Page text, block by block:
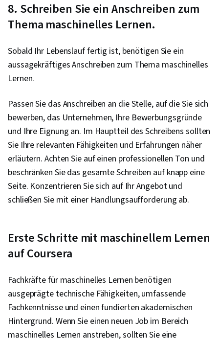
8. Schreiben Sie ein Anschreiben zum
Thema maschinelles Lernen.
Sobald Ihr Lebenslauf fertig ist, benötigen Sie ein
aussagekräftiges Anschreiben zum Thema maschinelles
Lernen.
Passen Sie das Anschreiben an die Stelle, auf die Sie sich
bewerben, das Unternehmen, Ihre Bewerbungsgründe
und Ihre Eignung an. Im Hauptteil des Schreibens sollten
Sie Ihre relevanten Fähigkeiten und Erfahrungen näher
erläutern. Achten Sie auf einen professionellen Ton und
beschränken Sie das gesamte Schreiben auf knapp eine
Seite. Konzentrieren Sie sich auf Ihr Angebot und
schließen Sie mit einer Handlungsaufforderung ab.
Erste Schritte mit maschinellem Lernen
auf Coursera
Fachkräfte für maschinelles Lernen benötigen
ausgeprägte technische Fähigkeiten, umfassende
Fachkenntnisse und einen fundierten akademischen
Hintergrund. Wenn Sie einen neuen Job im Bereich
maschinelles Lernen anstreben, sollten Sie eine